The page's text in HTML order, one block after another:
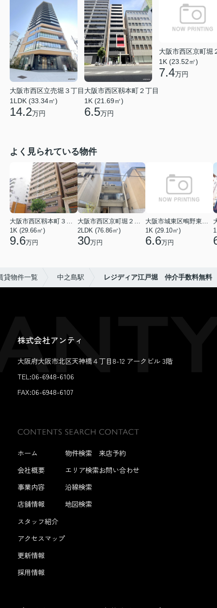
大阪市西区立売堀３丁目
1LDK (33.34㎡)
14.2万円
大阪市西区靱本町２丁目
1K (21.69㎡)
6.5万円
大阪市西区京町堀
1K (23.52㎡)
7.4万円
よく見られている物件
大阪市西区靱本町３丁目
1K (29.66㎡)
9.6万円
大阪市西区京町堀２丁目
2LDK (76.86㎡)
30万円
大阪市城東区鴫野東３丁目
1K (29.10㎡)
6.6万円
貸物件一覧 中之島駅 レジディア江戸堀 仲介手数料無料
株式会社アンティ
大阪府大阪市北区天神橋４丁目8-12 アークビル 3階
TEL:06-6948-6106
FAX:06-6948-6107
ホーム
会社概要
事業内容
店舗情報
スタッフ紹介
アクセスマップ
更新情報
採用情報
物件検索
エリア検索
沿線検索
地図検索
来店予約
お問い合わせ